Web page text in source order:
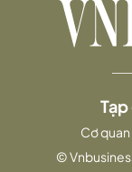
Cơ quan
©